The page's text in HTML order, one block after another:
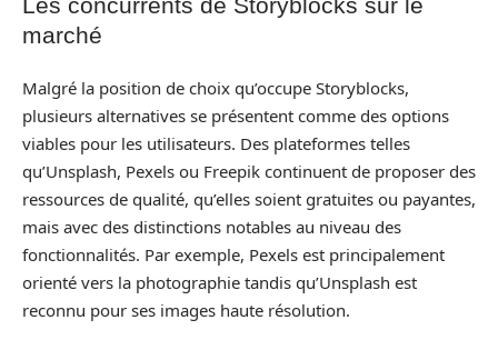
marché
Malgré la position de choix qu’occupe Storyblocks,
plusieurs alternatives se présentent comme des options
viables pour les utilisateurs. Des plateformes telles
qu’Unsplash, Pexels ou Freepik continuent de proposer des
ressources de qualité, qu’elles soient gratuites ou payantes,
mais avec des distinctions notables au niveau des
fonctionnalités. Par exemple, Pexels est principalement
orienté vers la photographie tandis qu’Unsplash est
reconnu pour ses images haute résolution.